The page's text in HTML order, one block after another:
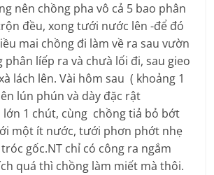
nên chồng pha vô cả 5 bao phân
đều, xong tưới nước lên -để đó
mai chồng đi làm về ra sau vườn
phân líếp ra và chưà lối đi, sau gieo
lách lên. Vài hôm sau ( khoảng 1
lún phún và dày đặc rật
lớn 1 chút, cùng chồng tiả bỏ bớt
một ít nước, tưới phơn phớt nhẹ
gốc.NT chỉ có công ra ngắm
quá thì chồng làm miết mà thôi.